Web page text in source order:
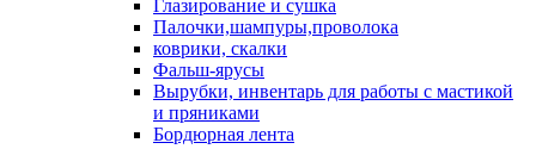
Глазирование и сушка
Палочки,шампуры,проволока
коврики, скалки
Фальш-ярусы
Вырубки, инвентарь для работы с мастикой
и пряниками
Бордюрная лента